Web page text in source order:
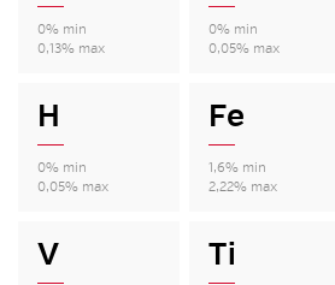
0% min
0,13% max
0% min
0,05% max
H
0% min
0,05% max
Fe
1,6% min
2,22% max
V Ti